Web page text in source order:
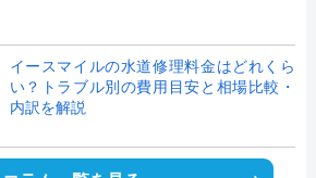
イースマイルの水道修理料金はどれくら
い？トラブル別の費用目安と相場比較・
内訳を解説